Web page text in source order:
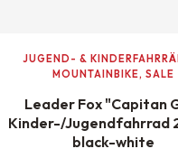
JUGEND- &
MOUNTAINBIKE, SALE
Leader Fox "Capitan
Kinder-/Jugendfahrrad
black-white